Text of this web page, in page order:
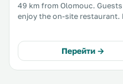
49 km from Olomouc. Guests can
enjoy the on-site restaurant. Rooms
with a shower. You will find a tour
desk at the property. .
Перейти →